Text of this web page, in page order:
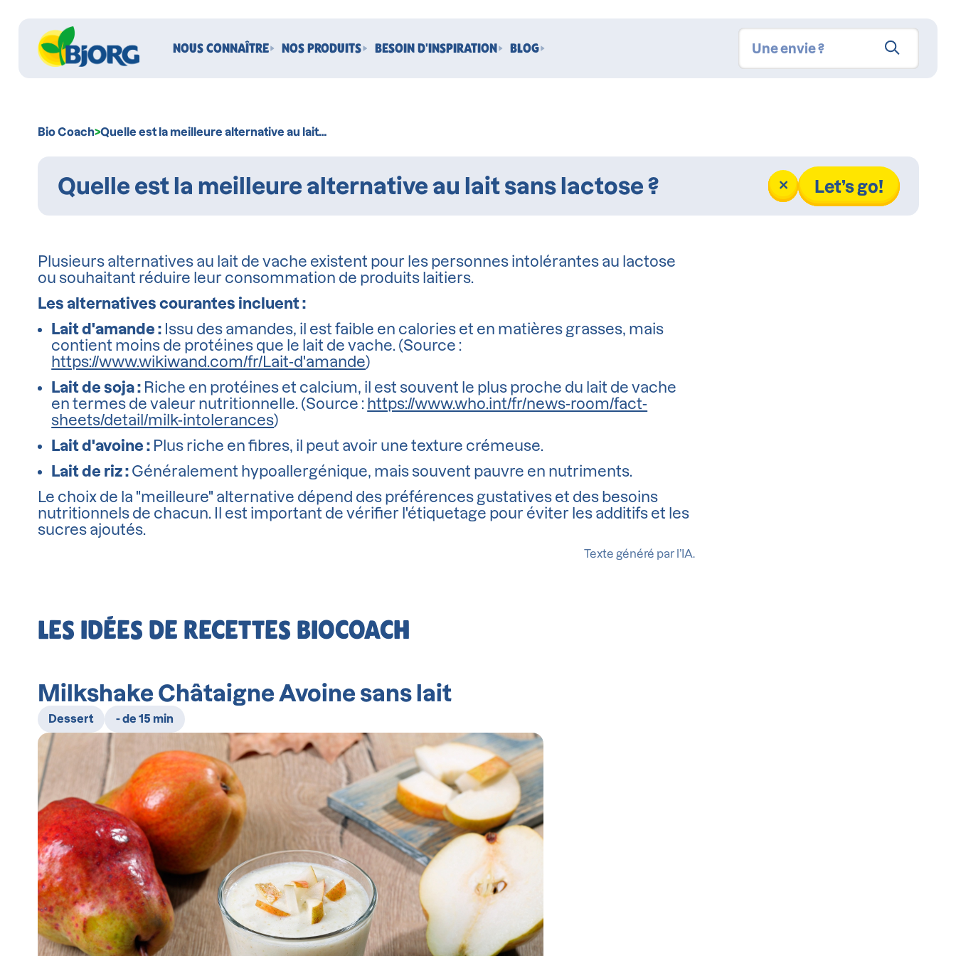
NOUS CONNAÎTRE NOS PRODUITS BESOIN D'INSPIRATION BLOG
Bio Coach> Quelle est la meilleure alternative au lait sans lactose ?
Let’s go!
Plusieurs alternatives au lait de vache existent pour les personnes intolérantes au lactose
ou souhaitant réduire leur consommation de produits laitiers.
Les alternatives courantes incluent :
Lait d'amande : Issu des amandes, il est faible en calories et en matières grasses, mais
contient moins de protéines que le lait de vache. (Source :
https://www.wikiwand.com/fr/Lait-d'amande)
Lait de soja : Riche en protéines et calcium, il est souvent le plus proche du lait de vache
en termes de valeur nutritionnelle. (Source : https://www.who.int/fr/news-room/fact-
sheets/detail/milk-intolerances)
Lait d'avoine : Plus riche en fibres, il peut avoir une texture crémeuse.
Lait de riz : Généralement hypoallergénique, mais souvent pauvre en nutriments.
Le choix de la "meilleure" alternative dépend des préférences gustatives et des besoins
nutritionnels de chacun. Il est important de vérifier l'étiquetage pour éviter les additifs et les
sucres ajoutés.
Texte généré par l’IA.
LES IDÉES DE RECETTES BIOCOACH
Milkshake Châtaigne Avoine sans lait
- de 15 min
Dessert